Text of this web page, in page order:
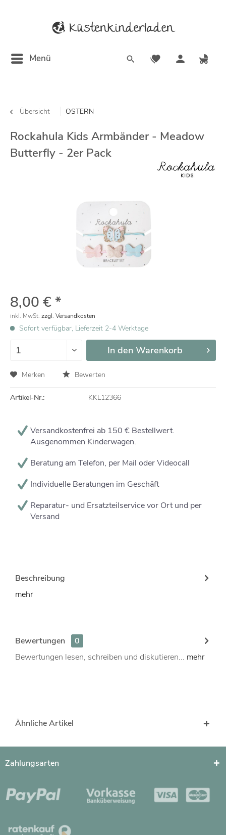
Menü
Übersicht OSTERN
Rockahula Kids Armbänder - Meadow
Butterfly - 2er Pack
8,00 € *
inkl. MwSt. zzgl. Versandkosten
Sofort verfügbar, Lieferzeit 2-4 Werktage
In den Warenkorb
Merken Bewerten
Artikel-Nr.: KKL12366
Versandkostenfrei ab 150 € Bestellwert.
Ausgenommen Kinderwagen.
Beratung am Telefon, per Mail oder Videocall
Individuelle Beratungen im Geschäft
Reparatur- und Ersatzteilservice vor Ort und per
Versand
Beschreibung
mehr
Bewertungen
0
Bewertungen lesen, schreiben und diskutieren... mehr
Ähnliche Artikel
Zahlungsarten